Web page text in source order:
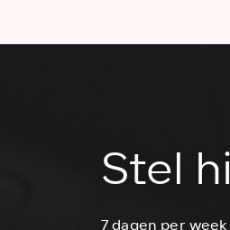
Stel
7 dagen per